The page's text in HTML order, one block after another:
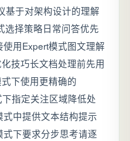
基于对架构设计的理解
选择策略日常问答优先
用Expert模式图文理解
技巧长文档处理前先用
下使用更精确的
指定关注区域降低处
中提供文本结构提示
下要求分步思考请逐